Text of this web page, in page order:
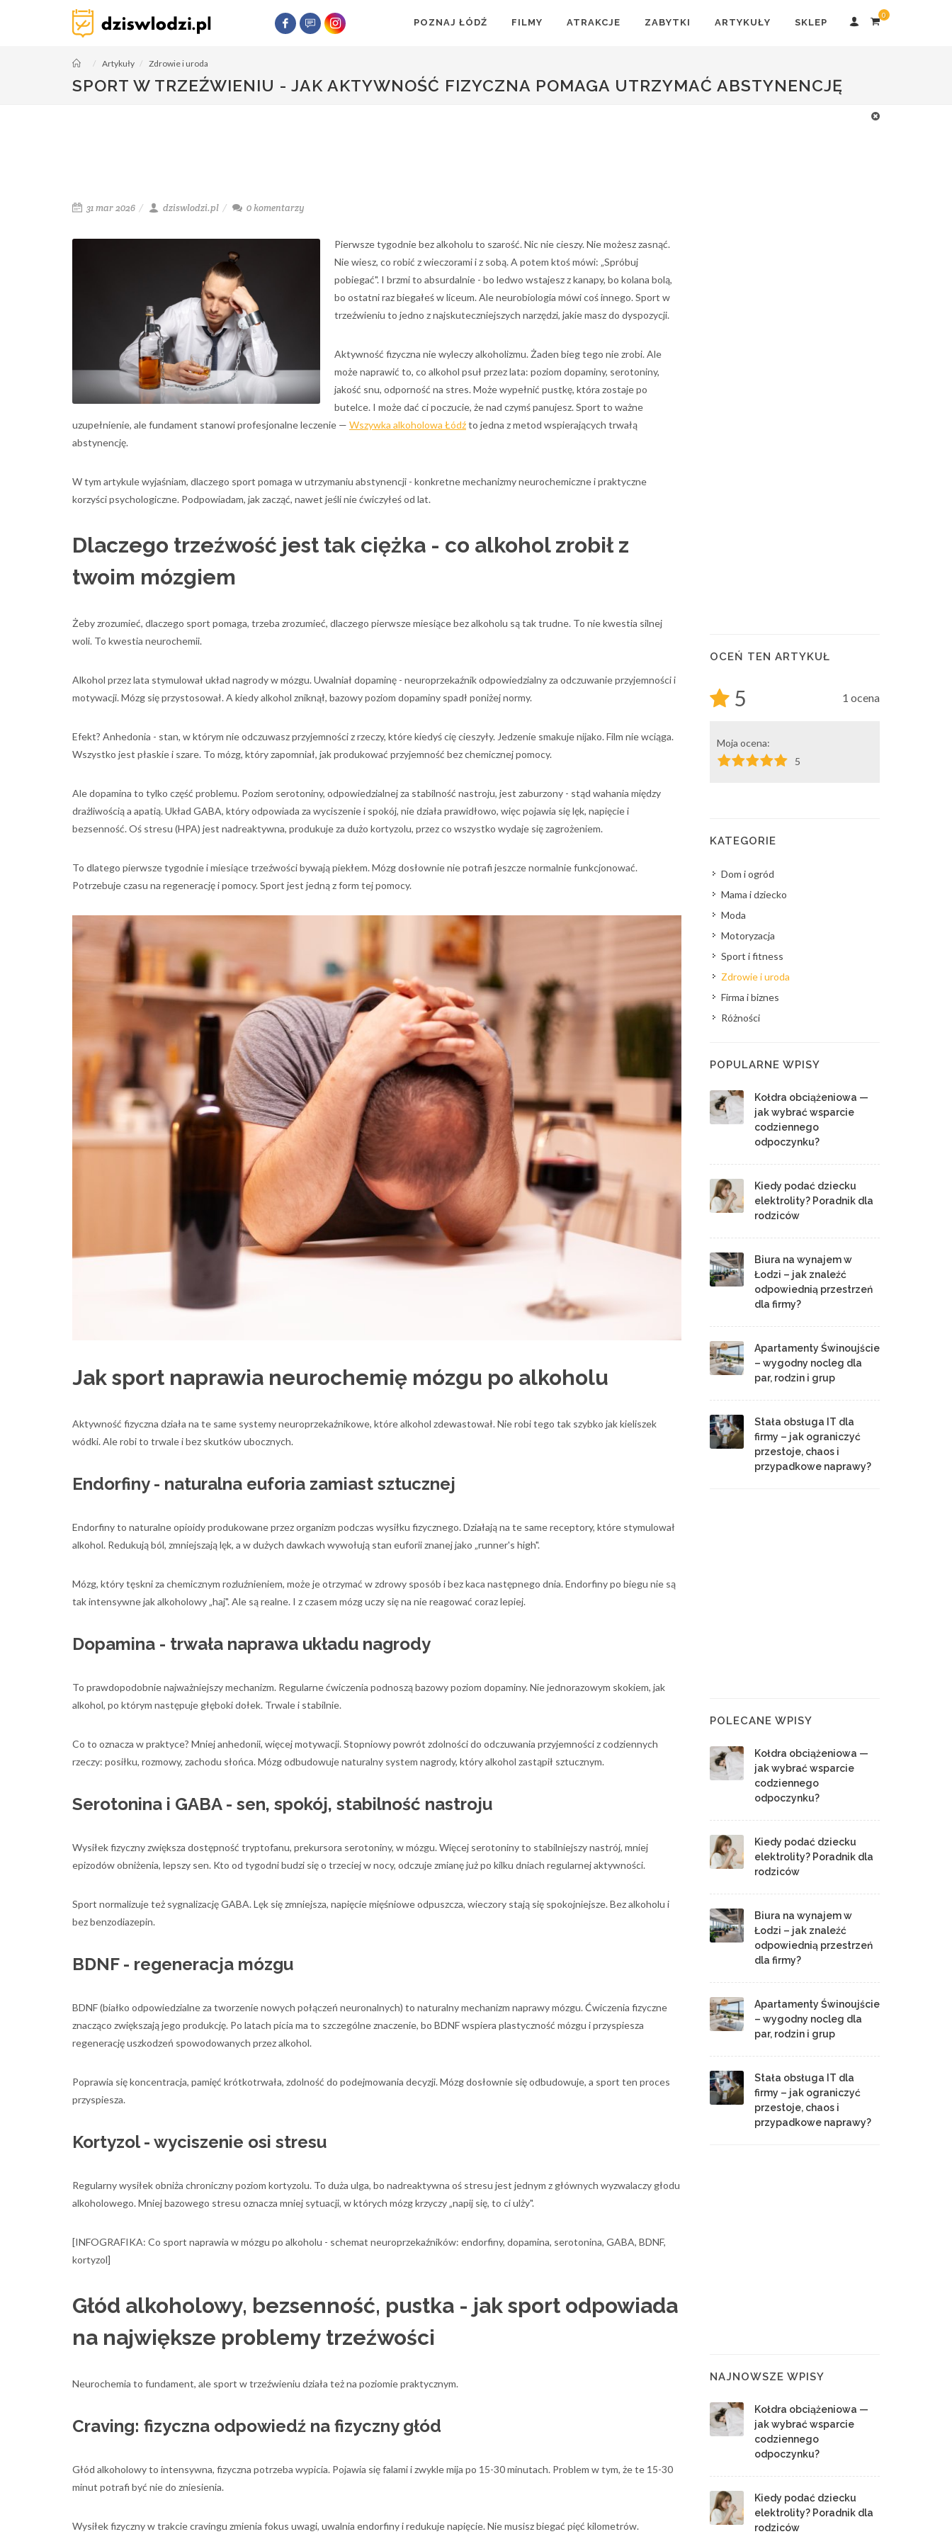
0
POZNAJ ŁÓDŹ FILMY ATRAKCJE ZABYTKI ARTYKUŁY SKLEP
Artykuły Zdrowie i uroda
SPORT W TRZEŹWIENIU - JAK AKTYWNOŚĆ FIZYCZNA POMAGA UTRZYMAĆ ABSTYNENCJĘ
31 mar 2026 dziswlodzi.pl 0komentarzy
Pierwsze tygodnie bez alkoholu to szarość. Nic nie cieszy. Nie możesz zasnąć.
Nie wiesz, co robić z wieczorami i z sobą. A potem ktoś mówi: „Spróbuj
pobiegać". I brzmi to absurdalnie - bo ledwo wstajesz z kanapy, bo kolana bolą,
bo ostatni raz biegałeś w liceum. Ale neurobiologia mówi coś innego. Sport w
trzeźwieniu to jedno z najskuteczniejszych narzędzi, jakie masz do dyspozycji.
Aktywność fizyczna nie wyleczy alkoholizmu. Żaden bieg tego nie zrobi. Ale
może naprawić to, co alkohol psuł przez lata: poziom dopaminy, serotoniny,
jakość snu, odporność na stres. Może wypełnić pustkę, która zostaje po
butelce. I może dać ci poczucie, że nad czymś panujesz. Sport to ważne
uzupełnienie, ale fundament stanowi profesjonalne leczenie — Wszywka alkoholowa Łódźto jedna z metod wspierających trwałą
abstynencję.
W tym artykule wyjaśniam, dlaczego sport pomaga w utrzymaniu abstynencji - konkretne mechanizmy neurochemiczne i praktyczne
korzyści psychologiczne. Podpowiadam, jak zacząć, nawet jeśli nie ćwiczyłeś od lat.
Dlaczego trzeźwość jest tak ciężka - co alkohol zrobił z
twoim mózgiem
Żeby zrozumieć, dlaczego sport pomaga, trzeba zrozumieć, dlaczego pierwsze miesiące bez alkoholu są tak trudne. To nie kwestia silnej
woli. To kwestia neurochemii.
Alkohol przez lata stymulował układ nagrody w mózgu. Uwalniał dopaminę - neuroprzekaźnik odpowiedzialny za odczuwanie przyjemności i
motywacji. Mózg się przystosował. A kiedy alkohol zniknął, bazowy poziom dopaminy spadł poniżej normy.
Efekt? Anhedonia - stan, w którym nie odczuwasz przyjemności z rzeczy, które kiedyś cię cieszyły. Jedzenie smakuje nijako. Film nie wciąga.
Wszystko jest płaskie i szare. To mózg, który zapomniał, jak produkować przyjemność bez chemicznej pomocy.
Ale dopamina to tylko część problemu. Poziom serotoniny, odpowiedzialnej za stabilność nastroju, jest zaburzony - stąd wahania między
drażliwością a apatią. Układ GABA, który odpowiada za wyciszenie i spokój, nie działa prawidłowo, więc pojawia się lęk, napięcie i
bezsenność. Oś stresu (HPA) jest nadreaktywna, produkuje za dużo kortyzolu, przez co wszystko wydaje się zagrożeniem.
To dlatego pierwsze tygodnie i miesiące trzeźwości bywają piekłem. Mózg dosłownie nie potrafi jeszcze normalnie funkcjonować.
Potrzebuje czasu na regenerację i pomocy. Sport jest jedną z form tej pomocy.
Jak sport naprawia neurochemię mózgu po alkoholu
Aktywność fizyczna działa na te same systemy neuroprzekaźnikowe, które alkohol zdewastował. Nie robi tego tak szybko jak kieliszek
wódki. Ale robi to trwale i bez skutków ubocznych.
Endorfiny - naturalna euforia zamiast sztucznej
Endorfiny to naturalne opioidy produkowane przez organizm podczas wysiłku fizycznego. Działają na te same receptory, które stymulował
alkohol. Redukują ból, zmniejszają lęk, a w dużych dawkach wywołują stan euforii znanej jako „runner's high".
Mózg, który tęskni za chemicznym rozluźnieniem, może je otrzymać w zdrowy sposób i bez kaca następnego dnia. Endorfiny po biegu nie są
tak intensywne jak alkoholowy „haj". Ale są realne. I z czasem mózg uczy się na nie reagować coraz lepiej.
Dopamina - trwała naprawa układu nagrody
To prawdopodobnie najważniejszy mechanizm. Regularne ćwiczenia podnoszą bazowy poziom dopaminy. Nie jednorazowym skokiem, jak
alkohol, po którym następuje głęboki dołek. Trwale i stabilnie.
Co to oznacza w praktyce? Mniej anhedonii, więcej motywacji. Stopniowy powrót zdolności do odczuwania przyjemności z codziennych
rzeczy: posiłku, rozmowy, zachodu słońca. Mózg odbudowuje naturalny system nagrody, który alkohol zastąpił sztucznym.
Serotonina i GABA - sen, spokój, stabilność nastroju
Wysiłek fizyczny zwiększa dostępność tryptofanu, prekursora serotoniny, w mózgu. Więcej serotoniny to stabilniejszy nastrój, mniej
epizodów obniżenia, lepszy sen. Kto od tygodni budzi się o trzeciej w nocy, odczuje zmianę już po kilku dniach regularnej aktywności.
Sport normalizuje też sygnalizację GABA. Lęk się zmniejsza, napięcie mięśniowe odpuszcza, wieczory stają się spokojniejsze. Bez alkoholu i
bez benzodiazepin.
BDNF - regeneracja mózgu
BDNF (białko odpowiedzialne za tworzenie nowych połączeń neuronalnych) to naturalny mechanizm naprawy mózgu. Ćwiczenia fizyczne
znacząco zwiększają jego produkcję. Po latach picia ma to szczególne znaczenie, bo BDNF wspiera plastyczność mózgu i przyspiesza
regenerację uszkodzeń spowodowanych przez alkohol.
Poprawia się koncentracja, pamięć krótkotrwała, zdolność do podejmowania decyzji. Mózg dosłownie się odbudowuje, a sport ten proces
przyspiesza.
Kortyzol - wyciszenie osi stresu
Regularny wysiłek obniża chroniczny poziom kortyzolu. To duża ulga, bo nadreaktywna oś stresu jest jednym z głównych wyzwalaczy głodu
alkoholowego. Mniej bazowego stresu oznacza mniej sytuacji, w których mózg krzyczy „napij się, to ci ulży".
[INFOGRAFIKA: Co sport naprawia w mózgu po alkoholu - schemat neuroprzekaźników: endorfiny, dopamina, serotonina, GABA, BDNF,
kortyzol]
Głód alkoholowy, bezsenność, pustka - jak sport odpowiada
na największe problemy trzeźwości
Neurochemia to fundament, ale sport w trzeźwieniu działa też na poziomie praktycznym.
Craving: fizyczna odpowiedź na fizyczny głód
Głód alkoholowy to intensywna, fizyczna potrzeba wypicia. Pojawia się falami i zwykle mija po 15-30 minutach. Problem w tym, że te 15-30
minut potrafi być nie do zniesienia.
Wysiłek fizyczny w trakcie cravingu zmienia fokus uwagi, uwalnia endorfiny i redukuje napięcie. Nie musisz biegać pięć kilometrów.
OCEŃ TEN ARTYKUŁ
5 1 ocena
Moja ocena:
5
KATEGORIE
Dom i ogród
Mama i dziecko
Moda
Motoryzacja
Sport i fitness
Zdrowie i uroda
Firma i biznes
Różności
POPULARNE WPISY
Kołdra obciążeniowa —
jak wybrać wsparcie
codziennego
odpoczynku?
Kiedy podać dziecku
elektrolity? Poradnik dla
rodziców
Biura na wynajem w
Łodzi – jak znaleźć
odpowiednią przestrzeń
dla firmy?
Apartamenty Świnoujście
– wygodny nocleg dla
par, rodzin i grup
Stała obsługa IT dla
firmy – jak ograniczyć
przestoje, chaos i
przypadkowe naprawy?
POLECANE WPISY
Kołdra obciążeniowa —
jak wybrać wsparcie
codziennego
odpoczynku?
Kiedy podać dziecku
elektrolity? Poradnik dla
rodziców
Biura na wynajem w
Łodzi – jak znaleźć
odpowiednią przestrzeń
dla firmy?
Apartamenty Świnoujście
– wygodny nocleg dla
par, rodzin i grup
Stała obsługa IT dla
firmy – jak ograniczyć
przestoje, chaos i
przypadkowe naprawy?
NAJNOWSZE WPISY
Kołdra obciążeniowa —
jak wybrać wsparcie
codziennego
odpoczynku?
Kiedy podać dziecku
elektrolity? Poradnik dla
rodziców